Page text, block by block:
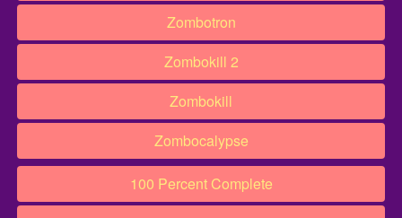
Zombotron
Zombokill 2
Zombokill
Zombocalypse
100 Percent Complete